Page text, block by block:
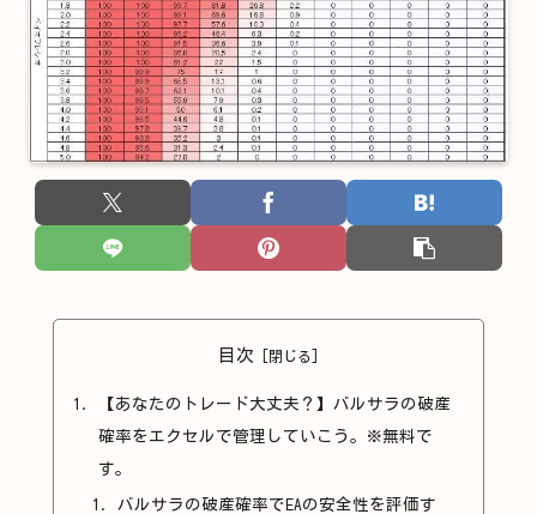
目次
【あなたのトレード大丈夫？】バルサラの破産
確率をエクセルで管理していこう。※無料で
す。
バルサラの破産確率でEAの安全性を評価す